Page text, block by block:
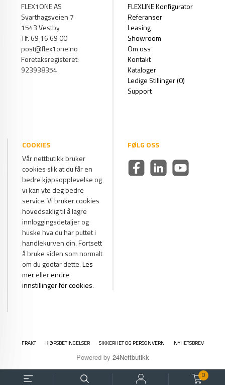
0
FLEX1ONE AS
Svarthagsveien 7
1543 Vestby
Tlf. 69 16 69 00
post@flex1one.no
Foretaksregisteret:
923938354
FLEXLINE Konfigurator
Referanser
Leasing
Showroom
Om oss
Kontakt
Kataloger
Ledige Stillinger (0)
Support
COOKIES
Vår nettbutikk bruker
cookies slik at du får en
bedre kjøpsopplevelse og
vi kan yte deg bedre
service. Vi bruker cookies
hovedsaklig til å lagre
innloggingsdetaljer og
huske hva du har puttet i
handlekurven din. Fortsett
å bruke siden som normalt
om du godtar dette.Les
merellerendre
innstillinger for cookies.
FØLG OSS
FRAKT KJØPSBETINGELSER SIKKERHET OG PERSONVERN NYHETSBREV
Powered by 24Nettbutikk